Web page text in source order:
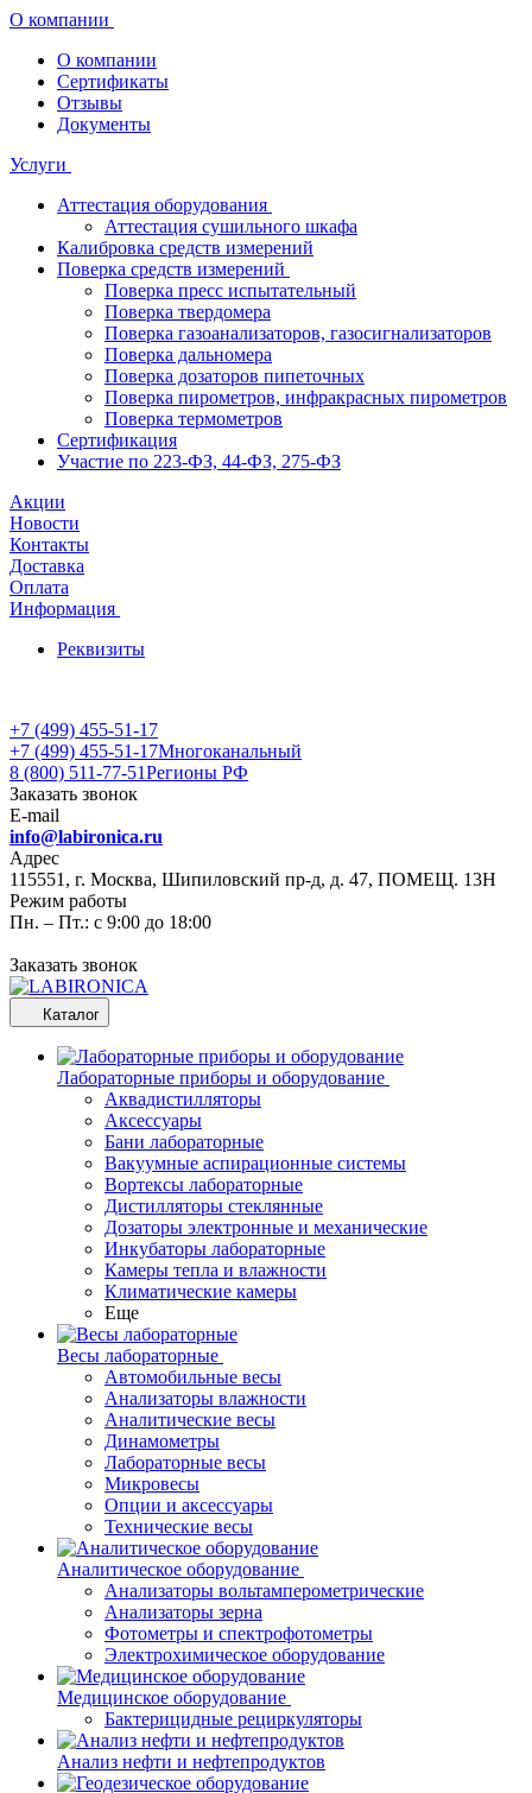
О компании
О компании
Сертификаты
Отзывы
Документы
Услуги
Аттестация оборудования
Аттестация сушильного шкафа
Калибровка средств измерений
Поверка средств измерений
Поверка пресс испытательный
Поверка твердомера
Поверка газоанализаторов, газосигнализаторов
Поверка дальномера
Поверка дозаторов пипеточных
Поверка пирометров, инфракрасных пирометров
Поверка термометров
Сертификация
Участие по 223-ФЗ, 44-ФЗ, 275-ФЗ
Акции
Новости
Контакты
Доставка
Оплата
Информация
Реквизиты
+7 (499) 455-51-17
+7 (499) 455-51-17Многоканальный
8 (800) 511-77-51Регионы РФ
Заказать звонок
E-mail
info@labironica.ru
Адрес
115551, г. Москва, Шипиловский пр-д, д. 47, ПОМЕЩ. 13Н
Режим работы
Пн. – Пт.: с 9:00 до 18:00
Заказать звонок
Каталог
Лабораторные приборы и оборудование
Аквадистилляторы
Аксессуары
Бани лабораторные
Вакуумные аспирационные системы
Вортексы лабораторные
Дистилляторы стеклянные
Дозаторы электронные и механические
Инкубаторы лабораторные
Камеры тепла и влажности
Климатические камеры
Еще
Весы лабораторные
Автомобильные весы
Анализаторы влажности
Аналитические весы
Динамометры
Лабораторные весы
Микровесы
Опции и аксессуары
Технические весы
Аналитическое оборудование
Анализаторы вольтамперометрические
Анализаторы зерна
Фотометры и спектрофотометры
Электрохимическое оборудование
Медицинское оборудование
Бактерицидные рециркуляторы
Анализ нефти и нефтепродуктов